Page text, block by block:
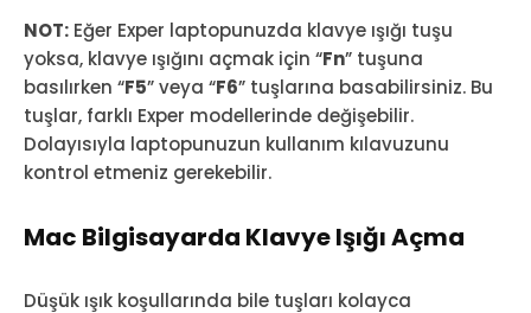
NOT: Eğer Exper laptopunuzda klavye ışığı tuşu
yoksa, klavye ışığını açmak için “Fn” tuşuna
basılırken “F5” veya “F6” tuşlarına basabilirsiniz. Bu
tuşlar, farklı Exper modellerinde değişebilir.
Dolayısıyla laptopunuzun kullanım kılavuzunu
kontrol etmeniz gerekebilir.
Mac Bilgisayarda Klavye Işığı Açma
Düşük ışık koşullarında bile tuşları kolayca